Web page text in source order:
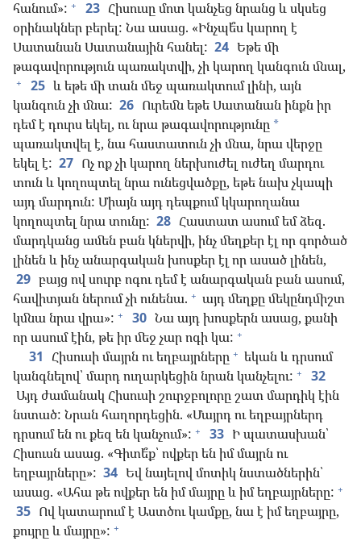
հանում»: + 23 Հիսուսը մոտ կանչեց նրանց և սկսեց
օրինակներ բերել: Նա ասաց. «Ինչպե՞ս կարող է
Սատանան Սատանային հանել: 24 Եթե մի
թագավորություն պառակտվի, չի կարող կանգուն մնալ,
+ 25 և եթե մի տան մեջ պառակտում լինի, այն
կանգուն չի մնա: 26 Ուրեմն եթե Սատանան ինքն իր
դեմ է դուրս եկել, ու նրա թագավորությունը *
պառակտվել է, նա հաստատուն չի մնա, նրա վերջը
եկել է: 27 Ոչ ոք չի կարող ներխուժել ուժեղ մարդու
տուն և կողոպտել նրա ունեցվածքը, եթե նախ չկապի
այդ մարդուն: Միայն այդ դեպքում կկարողանա
կողոպտել նրա տունը: 28 Հաստատ ասում եմ ձեզ.
մարդկանց ամեն բան կներվի, ինչ մեղքեր էլ որ գործած
լինեն և ինչ անարգական խոսքեր էլ որ ասած լինեն,
29 բայց ով սուրբ ոգու դեմ է անարգական բան ասում,
հավիտյան ներում չի ունենա. + այդ մեղքը մեկընդմիշտ
կմնա նրա վրա»: + 30 Նա այդ խոսքերն ասաց, քանի
որ ասում էին, թե իր մեջ չար ոգի կա: +
31 Հիսուսի մայրն ու եղբայրները + եկան և դրսում
կանգնելով՝ մարդ ուղարկեցին նրան կանչելու: +
32
Այդ ժամանակ Հիսուսի շուրջբոլորը շատ մարդիկ էին
նստած: Նրան հաղորդեցին. «Մայրդ ու եղբայրներդ
դրսում են ու քեզ են կանչում»: + 33 Ի պատասխան՝
Հիսուսն ասաց. «Գիտե՞ք՝ ովքեր են իմ մայրն ու
եղբայրները»: 34 Եվ նայելով մոտիկ նստածներին՝
ասաց. «Ահա թե ովքեր են իմ մայրը և իմ եղբայրները: +
35 Ով կատարում է Աստծու կամքը, նա է իմ եղբայրը,
քույրը և մայրը»: +